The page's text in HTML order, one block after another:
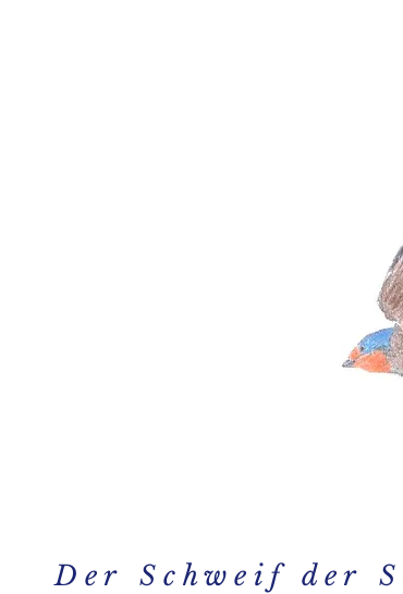
D e r S c h w e i f d e r S